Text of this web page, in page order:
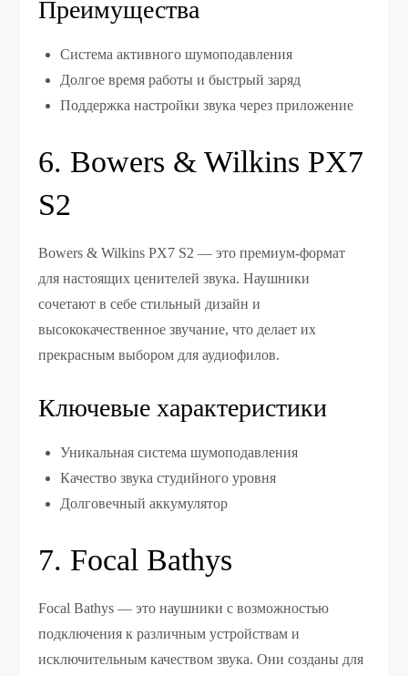
Преимущества
Система активного шумоподавления
Долгое время работы и быстрый заряд
Поддержка настройки звука через приложение
6. Bowers & Wilkins PX7
S2
Bowers & Wilkins PX7 S2 — это премиум-формат
для настоящих ценителей звука. Наушники
сочетают в себе стильный дизайн и
высококачественное звучание, что делает их
прекрасным выбором для аудиофилов.
Ключевые характеристики
Уникальная система шумоподавления
Качество звука студийного уровня
Долговечный аккумулятор
7. Focal Bathys
Focal Bathys — это наушники с возможностью
подключения к различным устройствам и
исключительным качеством звука. Они созданы для